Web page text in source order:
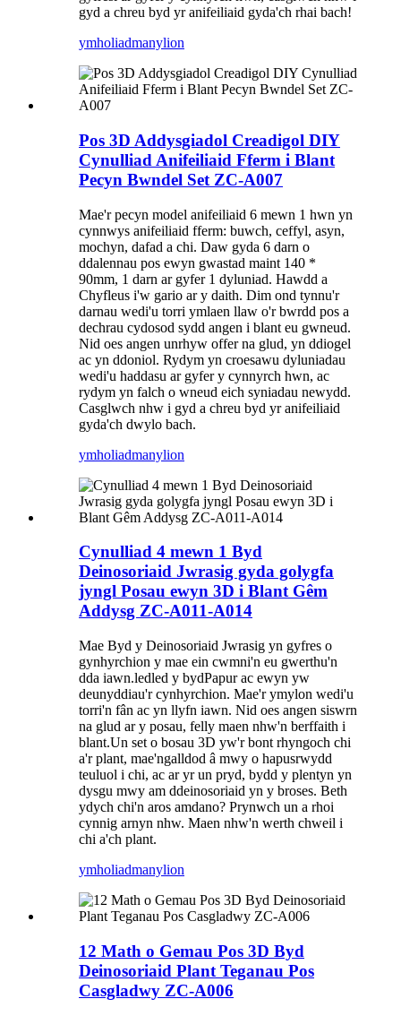
gyd a chreu byd yr anifeiliaid gyda'ch rhai bach!
ymholiadmanylion
Pos 3D Addysgiadol Creadigol DIY
Cynulliad Anifeiliaid Fferm i Blant
Pecyn Bwndel Set ZC-A007
Mae'r pecyn model anifeiliaid 6 mewn 1 hwn yn
cynnwys anifeiliaid fferm: buwch, ceffyl, asyn,
mochyn, dafad a chi. Daw gyda 6 darn o
ddalennau pos ewyn gwastad maint 140 *
90mm, 1 darn ar gyfer 1 dyluniad. Hawdd a
Chyfleus i'w gario ar y daith. Dim ond tynnu'r
darnau wedi'u torri ymlaen llaw o'r bwrdd pos a
dechrau cydosod sydd angen i blant eu gwneud.
Nid oes angen unrhyw offer na glud, yn ddiogel
ac yn ddoniol. Rydym yn croesawu dyluniadau
wedi'u haddasu ar gyfer y cynnyrch hwn, ac
rydym yn falch o wneud eich syniadau newydd.
Casglwch nhw i gyd a chreu byd yr anifeiliaid
gyda'ch dwylo bach.
ymholiadmanylion
Cynulliad 4 mewn 1 Byd
Deinosoriaid Jwrasig gyda golygfa
jyngl Posau ewyn 3D i Blant Gêm
Addysg ZC-A011-A014
Mae Byd y Deinosoriaid Jwrasig yn gyfres o
gynhyrchion y mae ein cwmni'n eu gwerthu'n
dda iawn.ledled y bydPapur ac ewyn yw
deunyddiau'r cynhyrchion. Mae'r ymylon wedi'u
torri'n fân ac yn llyfn iawn. Nid oes angen siswrn
na glud ar y posau, felly maen nhw'n berffaith i
blant.Un set o bosau 3D yw'r bont rhyngoch chi
a'r plant, mae'ngalldod â mwy o hapusrwydd
teuluol i chi, ac ar yr un pryd, bydd y plentyn yn
dysgu mwy am ddeinosoriaid yn y broses. Beth
ydych chi'n aros amdano? Prynwch un a rhoi
cynnig arnyn nhw. Maen nhw'n werth chweil i
chi a'ch plant.
ymholiadmanylion
12 Math o Gemau Pos 3D Byd
Deinosoriaid Plant Teganau Pos
Casgladwy ZC-A006